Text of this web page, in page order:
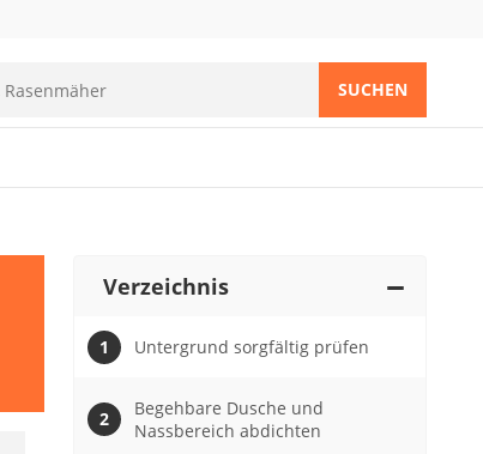
SUCHEN
Verzeichnis
Untergrund sorgfältig prüfen
Begehbare Dusche und
Nassbereich abdichten